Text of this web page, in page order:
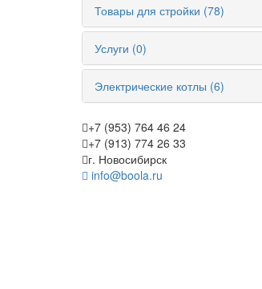
Товары для стройки (78)
Услуги (0)
Электрические котлы (6)
+7 (953) 764 46 24
+7 (913) 774 26 33
г. Новосибирск
info@boola.ru